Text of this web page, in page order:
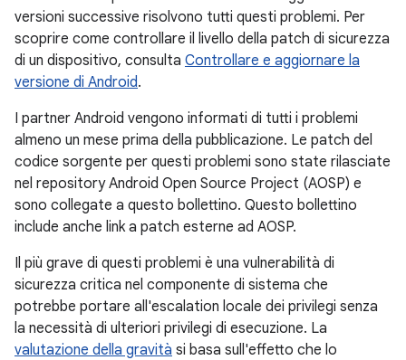
versioni successive risolvono tutti questi problemi. Per
scoprire come controllare il livello della patch di sicurezza
di un dispositivo, consulta Controllare e aggiornare la
versione di Android.
I partner Android vengono informati di tutti i problemi
almeno un mese prima della pubblicazione. Le patch del
codice sorgente per questi problemi sono state rilasciate
nel repository Android Open Source Project (AOSP) e
sono collegate a questo bollettino. Questo bollettino
include anche link a patch esterne ad AOSP.
Il più grave di questi problemi è una vulnerabilità di
sicurezza critica nel componente di sistema che
potrebbe portare all'escalation locale dei privilegi senza
la necessità di ulteriori privilegi di esecuzione. La
valutazione della gravità si basa sull'effetto che lo